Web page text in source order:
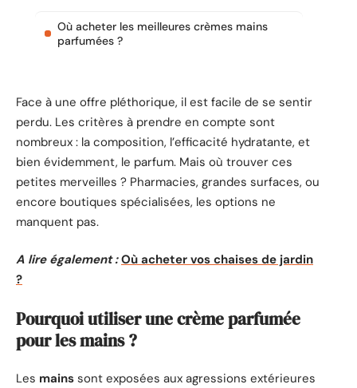
Où acheter les meilleures crèmes mains
parfumées ?
Face à une offre pléthorique, il est facile de se sentir
perdu. Les critères à prendre en compte sont
nombreux : la composition, l’efficacité hydratante, et
bien évidemment, le parfum. Mais où trouver ces
petites merveilles ? Pharmacies, grandes surfaces, ou
encore boutiques spécialisées, les options ne
manquent pas.
A lire également : Où acheter vos chaises de jardin
?
Pourquoi utiliser une crème parfumée
pour les mains ?
Les mains sont exposées aux agressions extérieures